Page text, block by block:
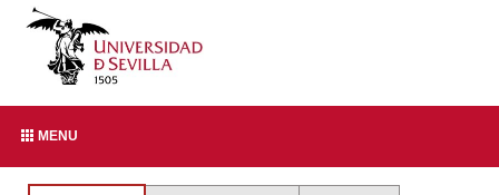
MENU